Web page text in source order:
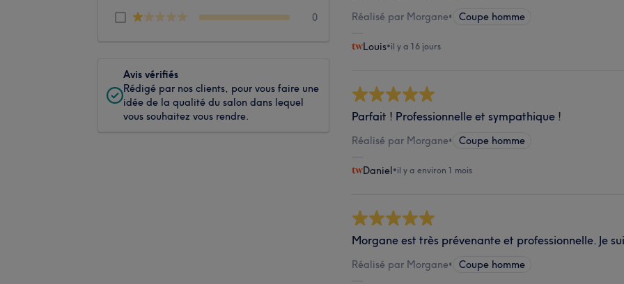
0
Avis vérifiés
Rédigé par nos clients, pour vous faire une
idée de la qualité du salon dans lequel
vous souhaitez vous rendre.
Réalisé par Morgane• Coupe homme
Louis•il y a 16 jours
Parfait ! Professionnelle et sympathique !
Réalisé par Morgane• Coupe homme
Daniel•il y a environ 1 mois
Morgane est très prévenante et professionnelle. Je
Réalisé par Morgane• Coupe homme